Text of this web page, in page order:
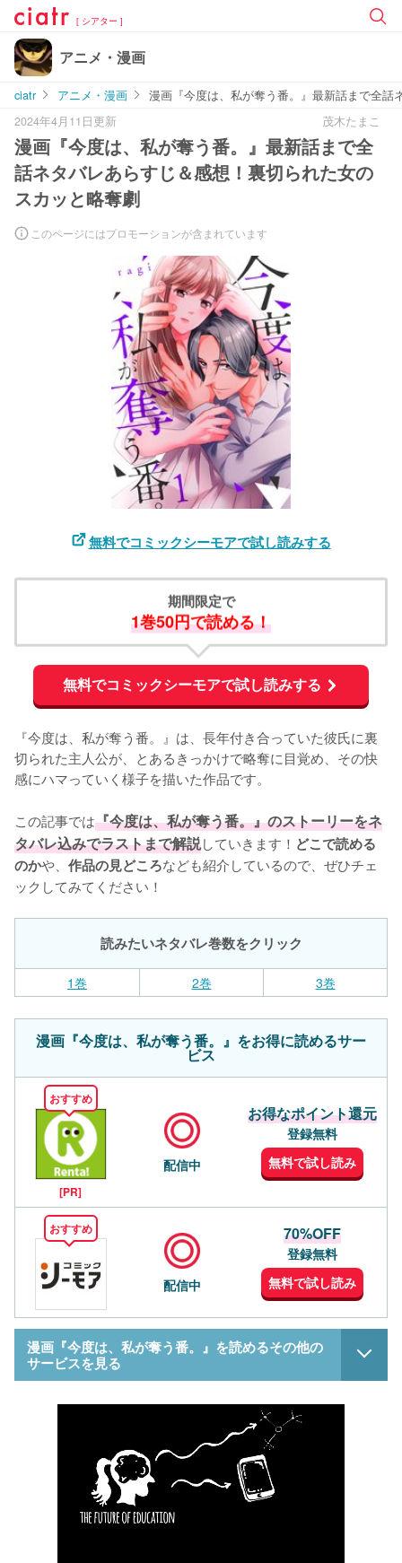
[ シアター ]
アニメ・漫画
ciatr アニメ・漫画
漫画『今度は、私が奪う番。』最新話まで全
2024年4月11日更新
茂木たまこ
漫画『今度は、私が奪う番。』最新話まで全
話ネタバレあらすじ＆感想！裏切られた女の
スカッと略奪劇
このページにはプロモーションが含まれています
無料でコミックシーモアで試し読みする
期間限定で
1巻50円で読める！
無料でコミックシーモアで試し読みする
『今度は、私が奪う番。』は、長年付き合っていた彼氏に裏
切られた主人公が、とあるきっかけで略奪に目覚め、その快
感にハマっていく様子を描いた作品です。
この記事では『今度は、私が奪う番。』のストーリーをネ
タバレ込みでラストまで解説していきます！ どこで読める
のかや、 作品の見どころなども紹介しているので、ぜひチェ
ックしてみてください！
読みたいネタバレ巻数をクリック
1巻 2巻 3巻
漫画『今度は、私が奪う番。』をお得に読めるサー
ビス
おすすめ
[PR]
配信中
お得なポイント還元
登録無料
無料で試し読み
おすすめ
配信中
70%OFF
登録無料
無料で試し読み
漫画『今度は、私が奪う番。』を読めるその他の
サービスを見る